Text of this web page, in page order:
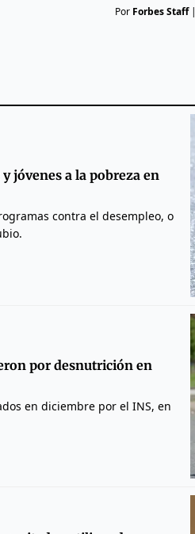
Por Forbes Staff|
jóvenes a la pobreza en
contra el desempleo, o
por desnutrición en
en diciembre por el INS, en